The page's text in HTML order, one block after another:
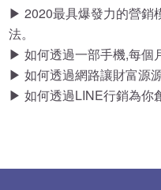
▶ 2020最具爆發力的營銷
法。
▶ 如何透過一部手機,每個
▶ 如何透過網路讓財富源
▶ 如何透過LINE行銷為你